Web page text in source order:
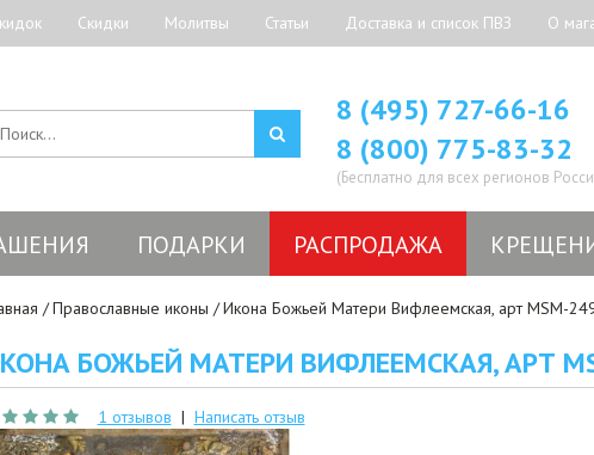
Скидки Молитвы Статьи Доставка и список ПВЗ О
8 (495) 727-66-16
8 (800) 775-83-32
(Бесплатно для всех регионов
ПОДАРКИ РАСПРОДАЖА
Православные иконы Икона Божьей Матери Вифлеемская, арт MSM-
БОЖЬЕЙ МАТЕРИ ВИФЛЕЕМСКАЯ, АРТ
1 отзывов | Написать отзыв